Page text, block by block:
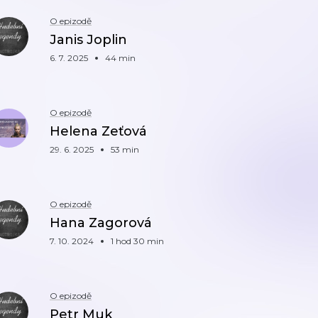
O epizodě
Janis Joplin
6. 7. 2025 44 min
O epizodě
Helena Zeťová
29. 6. 2025 53 min
O epizodě
Hana Zagorová
7. 10. 2024 1 hod 30 min
O epizodě
Petr Muk